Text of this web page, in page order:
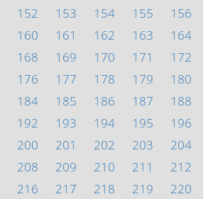
152 153 154 155
156
160 161 162 163
164
168 169 170 171
172
176 177 178 179
180
184 185 186 187
188
192 193 194 195
196
200 201 202 203
204
208 209 210 211
212
216 217 218 219 220